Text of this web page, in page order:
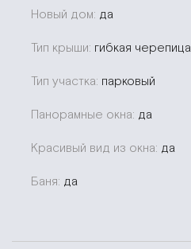
Новый дом: да
Тип крыши: гибкая черепица
Тип участка: парковый
Панорамные окна: да
Красивый вид из окна: да
Баня: да